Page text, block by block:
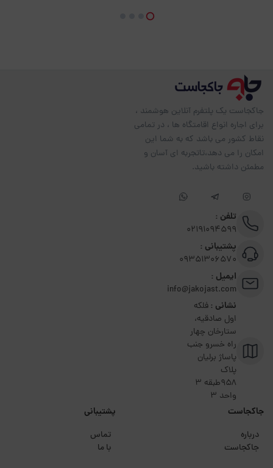
جاکجاست یک پلتفرم آنلاین هوشمند ،
برای اجاره انواع اقامتگاه ها ، در تمامی
نقاط کشور می باشد که به شما این
امکان را می دهد،تاتجربه ای آسان و
مطمئن داشته باشید.
تلفن :
02191094599
پشتیبانی :
09351306570
ایمیل :
info@jakojast.com
نشانی :فلکه
اول صادقیه،
ستارخان چهار
راه خسرو جنب
پاساژ برلیان
پلاک
۹۵۸طبقه 3
واحد 3
جاکجاست
درباره
جاکجاست
پشتیبانی
تماس
با ما